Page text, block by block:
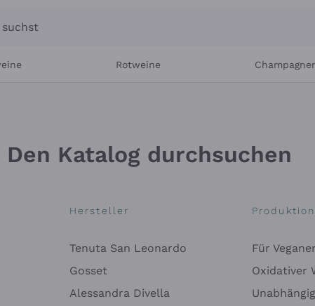
suchst
Rotweine Champagner
Den Katalog durchsuchen
Hersteller
Tenuta San Leonardo
Gosset
Alessandra Divella
Für
Oxidativer